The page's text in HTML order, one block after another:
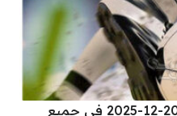
مواعيد مباريات اليوم السبت 20-12-2025 في جميع